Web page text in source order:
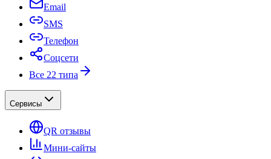
Email
SMS
Телефон
Соцсети
Все 22 типа
Сервисы
QR отзывы
Мини-сайты